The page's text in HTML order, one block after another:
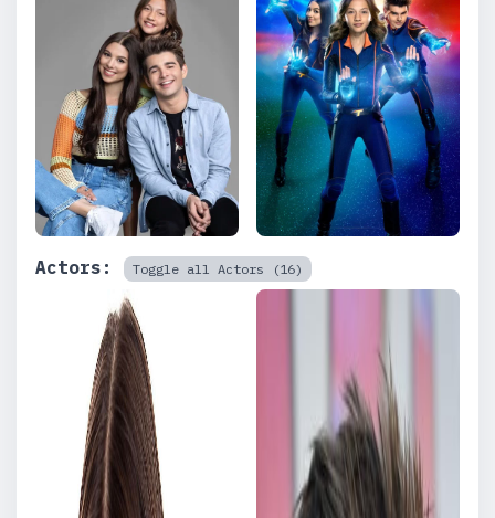
Actors: Toggle all Actors (16)